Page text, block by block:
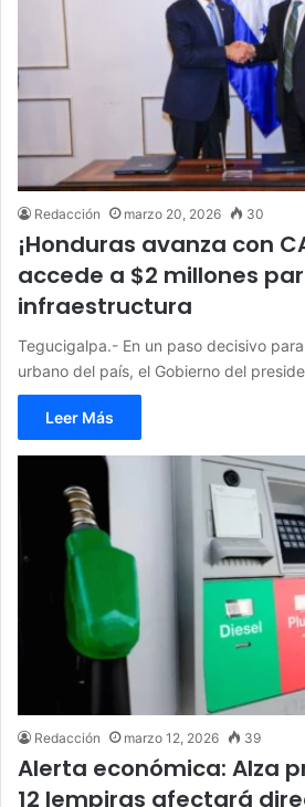
Redacción marzo 20, 2026 30
¡Honduras avanza con
accede a $2 millones
infraestructura
Tegucigalpa.- En un paso decisivo
urbano del país, el Gobierno del
Leer Más
Redacción marzo 12, 2026 39
Alerta económica: Alza
12 lempiras afectará